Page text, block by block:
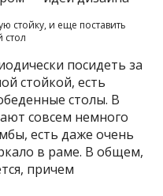
стойку, и еще поставить
стол
посидеть за
стойкой, есть
столы. В
совсем немного
есть даже очень
в раме. В общем,
причем